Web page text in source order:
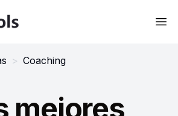
> Coaching
mejores